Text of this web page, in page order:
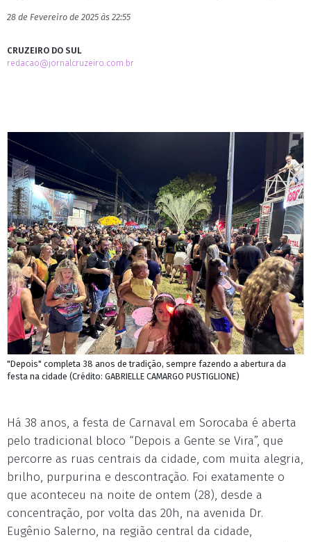
28 de Fevereiro de 2025 às 22:55
CRUZEIRO DO SUL
redacao@jornalcruzeiro.com.br
"Depois" completa 38 anos de tradição, sempre fazendo a abertura da
festa na cidade (Crédito: GABRIELLE CAMARGO PUSTIGLIONE)
Há 38 anos, a festa de Carnaval em Sorocaba é aberta
pelo tradicional bloco “Depois a Gente se Vira”, que
percorre as ruas centrais da cidade, com muita alegria,
brilho, purpurina e descontração. Foi exatamente o
que aconteceu na noite de ontem (28), desde a
concentração, por volta das 20h, na avenida Dr.
Eugênio Salerno, na região central da cidade,